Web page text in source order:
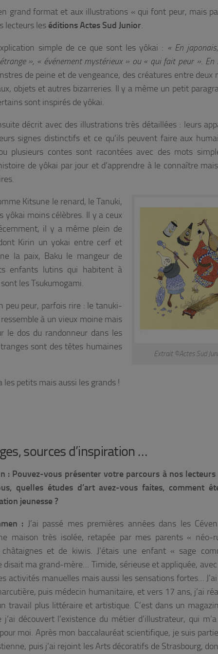
grand format et aux illustrations « qui font peur, mais
lecteurs les éditions Actes Sud Junior.
simple de ce que sont les yôkai : « En
», « événement mystérieux » ou « qui fait peur ». En
de peine et de vengeance, des créatures entre deux
objets et autres bizarreries. Il y a même un petit
sont inspirés de yôkai.
décrit avec des illustrations très détaillées : leurs
signes distinctifs et ce qu’ils peuvent faire aux
plusieurs contes sont racontées avec des mots
de yôkai par jour et d’apprendre à le connaître
Extrait ©Actes Sud
Kitsune le renard, le Tanuki,
yôkai moins célèbres. Il y a ceux
il y a même plein de
Kirin un yokai entre cerf et
la paix, Baku le mangeur de
enfants lutins qui habitent à
les Tsukumogami.
peu peur, parfois rire : le tanuki-
à un vieux moine mais
le dos du randonneur dans les
sont des têtes humaines
petits mais aussi les grands !
sources d’inspiration …
: Pouvez-vous présenter votre parcours à nos
quelles études d’art avez-vous faites, comment
jeunesse ?
: J’ai passé mes premières années dans les
maison très isolée, retapée par mes parents « néo-
châtaignes et de kiwis. J’étais une enfant « sage
disait ma grand-mère… Timide, sérieuse et appliquée,
activités manuelles mais aussi les sensations fortes… J’ai
puis médecin humanitaire, et vers 17 ans, j’ai
travail plus littéraire et artistique. C’est dans un
découvert l’existence du métier d’illustrateur, qui
moi. Après mon baccalauréat scientifique, je suis
puis j’ai rejoint les Arts décoratifs de Strasbourg,